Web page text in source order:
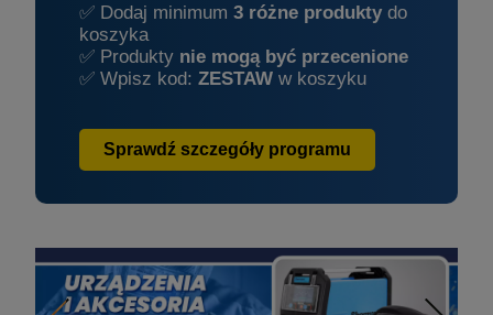
✅ Dodaj minimum 3 różne produkty do
koszyka
✅ Produkty nie mogą być przecenione
✅ Wpisz kod: ZESTAW w koszyku
Sprawdź szczegóły programu